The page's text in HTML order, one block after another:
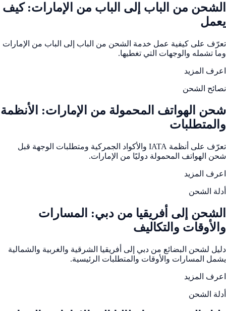
الشحن من الباب إلى الباب من الإمارات: كيف
يعمل
تعرّف على كيفية عمل خدمة الشحن من الباب إلى الباب من الإمارات
وما تشمله والوجهات التي تغطيها.
اعرف المزيد
نصائح الشحن
شحن الهواتف المحمولة من الإمارات: الأنظمة
والمتطلبات
تعرّف على أنظمة IATA والأكواد الجمركية ومتطلبات الوجهة قبل
شحن الهواتف المحمولة دوليًا من الإمارات.
اعرف المزيد
أدلة الشحن
الشحن إلى أفريقيا من دبي: المسارات
والأوقات والتكاليف
دليل لشحن البضائع من دبي إلى أفريقيا الشرقية والغربية والشمالية
يشمل المسارات والأوقات والمتطلبات الرئيسية.
اعرف المزيد
أدلة الشحن